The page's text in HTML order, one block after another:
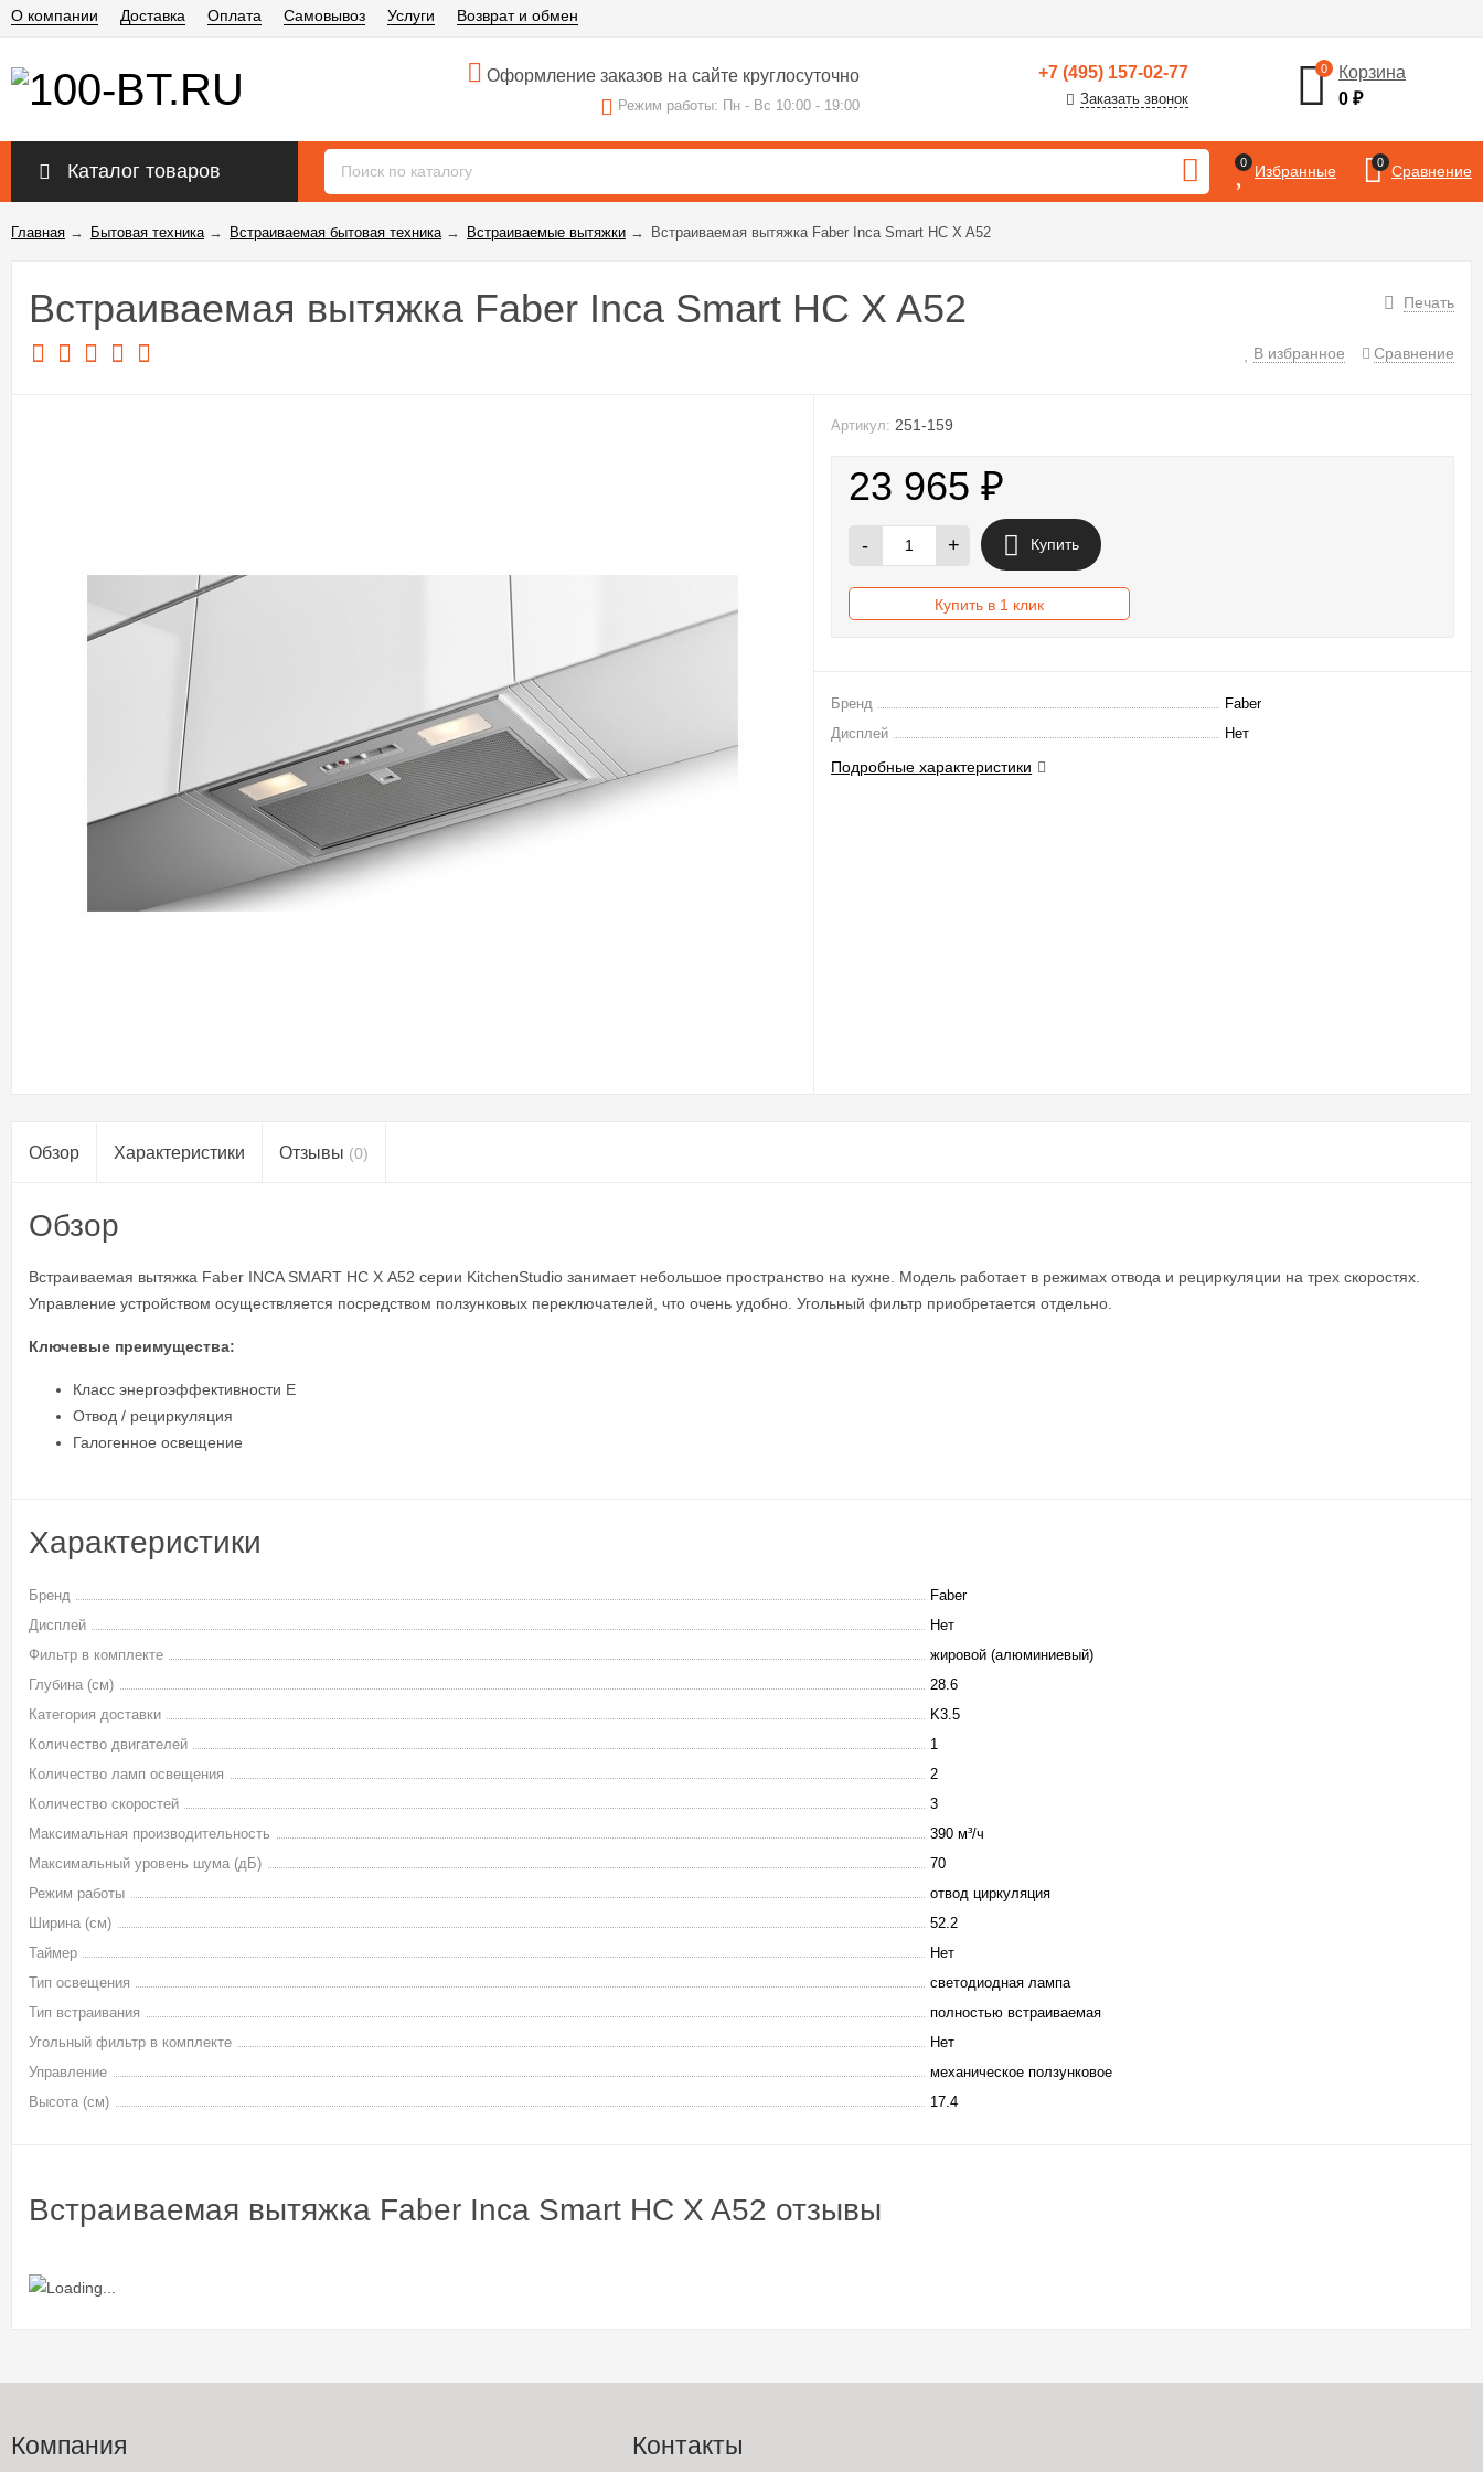
О компании Доставка Оплата Самовывоз Услуги Возврат и обмен
Оформление заказов на сайте круглосуточно
Режим работы: Пн - Вс 10:00 - 19:00
+7 (495) 157-02-77
Заказать звонок
0
Корзина
0₽
Каталог товаров 0 Избранные 0 Сравнение
Главная → Бытовая техника→ Встраиваемая бытовая техника→ Встраиваемые вытяжки → Встраиваемая вытяжка Faber Inca Smart HC X A52
Печать
Встраиваемая вытяжка Faber Inca Smart HC X A52
В избранное Сравнение
Артикул: 251-159
23 965₽
- + Купить
Купить в 1 клик
Бренд
Faber
Дисплей
Нет
Подробные характеристики
Обзор Характеристики Отзывы (0)
Обзор
Встраиваемая вытяжка Faber INCA SMART HC X A52 серии KitchenStudio занимает небольшое пространство на кухне. Модель работает в режимах отвода и рециркуляции на трех скоростях.
Управление устройством осуществляется посредством ползунковых переключателей, что очень удобно. Угольный фильтр приобретается отдельно.
Ключевые преимущества:
Класс энергоэффективности Е
Отвод / рециркуляция
Галогенное освещение
Характеристики
Бренд
Faber
Дисплей
Нет
Фильтр в комплекте
жировой (алюминиевый)
Глубина (см)
28.6
Категория доставки
K3.5
Количество двигателей
1
Количество ламп освещения
2
Количество скоростей
3
Максимальная производительность
390 м³/ч
Максимальный уровень шума (дБ)
70
Режим работы
отвод циркуляция
Ширина (см)
52.2
Таймер
Нет
Тип освещения
светодиодная лампа
Тип встраивания
полностью встраиваемая
Угольный фильтр в комплекте
Нет
Управление
механическое ползунковое
Высота (см)
17.4
Встраиваемая вытяжка Faber Inca Smart HC X A52 отзывы
Компания Контакты